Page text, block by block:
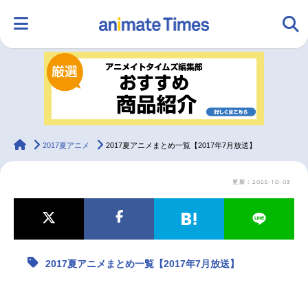
ランキング アニメ
ラジオ みんなの声 グッズ
animateTimes
2017夏アニメ 2017夏アニメまとめ一覧【2017年7月放送】
更新：2025-10-03
2017夏アニメまとめ一覧【2017年7月放送】